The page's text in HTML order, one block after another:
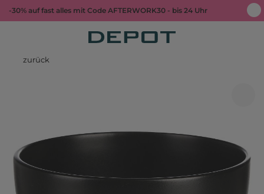
-30% auf fast alles mit Code AFTERWORK30 - bis 24 Uhr
zurück